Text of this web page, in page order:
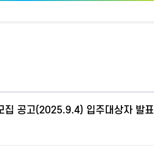
집 공고(2025.9.4) 입주대상자 발표